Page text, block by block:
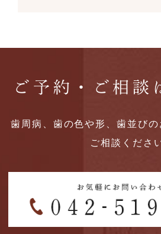
ご予約・ご相談
歯周病、歯の色や形、歯並び
ご相談くださ